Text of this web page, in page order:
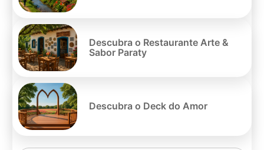
Descubra o Restaurante Arte &
Sabor Paraty
Descubra o Deck do Amor